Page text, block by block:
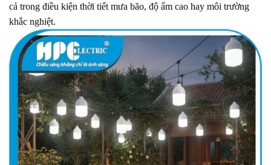
cả trong điều kiện thời tiết mưa bão, độ ẩm cao hay môi trường
khắc nghiệt.